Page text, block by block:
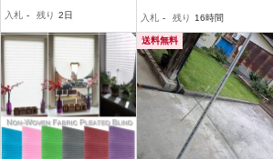
ミブラインド /I6-2376★5
入札 - 残り 2日
トン式
入札 - 残り 16時間
送料無料